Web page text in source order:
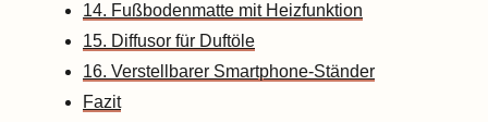
14. Fußbodenmatte mit Heizfunktion
15. Diffusor für Duftöle
16. Verstellbarer Smartphone-Ständer
Fazit